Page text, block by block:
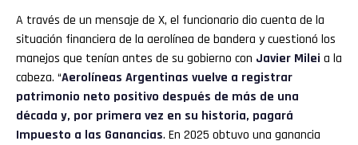
A través de un mensaje de X, el funcionario dio cuenta de la
situación financiera de la aerolínea de bandera y cuestionó los
manejos que tenían antes de su gobierno con Javier Milei a la
cabeza. “Aerolíneas Argentinas vuelve a registrar
patrimonio neto positivo después de más de una
década y, por primera vez en su historia, pagará
Impuesto a las Ganancias. En 2025 obtuvo una ganancia